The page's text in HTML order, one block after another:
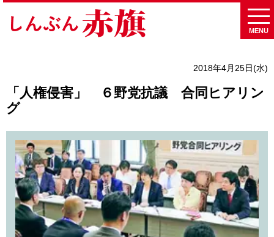
MENU
2018年4月25日(水)
「人権侵害」 ６野党抗議 合同ヒアリン
グ